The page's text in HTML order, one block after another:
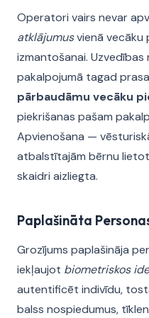
Operatori vairs nevar
atklājumusvienā vecāku
izmantošanai.
pakalpojumā tagad prasa
pārbaudāmu vecāku
piekrišanas pašam
Apvienošana —
atbalstītajām bērnu
skaidri aizliegta.
Paplašināta
Grozījums paplašināja
iekļaujot biometriskos
autentificēt indivīdu,
balss nospiedumus,